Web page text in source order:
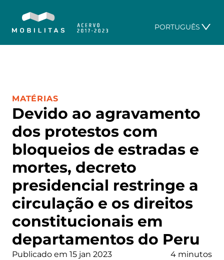
PORTUGUÊS
Devido ao agravamento
dos protestos com
bloqueios de estradas e
mortes, decreto
presidencial restringe a
circulação e os direitos
constitucionais em
departamentos do Peru
CATEGORIA:
MATÉRIAS
Publicado em 15 jan 2023
4 minutos